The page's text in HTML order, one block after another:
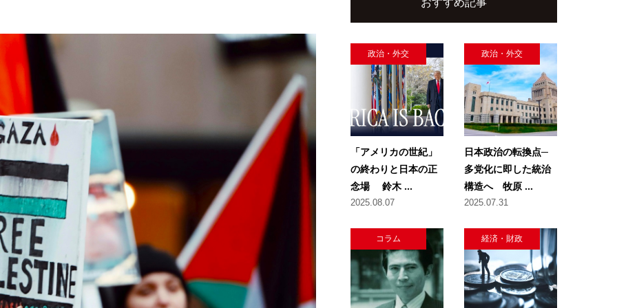
政治・外交
「アメリカの世紀」
の終わりと日本の正
念場 鈴木 ...
2025.08.07
政治・外交
日本政治の転換点─
多党化に即した統治
構造へ 牧原 ...
2025.07.31
コラム 経済・財政